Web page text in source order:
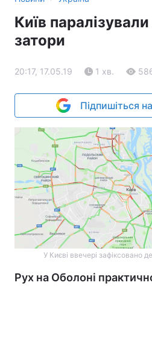
Київ
затори
20:17, 17.05.19 1 хв.
Підпишіться
У Києві ввечері зафіксовано
Рух на Оболоні